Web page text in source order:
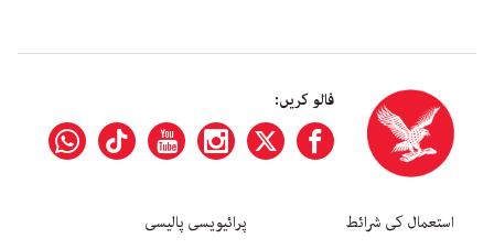
فالو کریں:
استعمال کی شرائط پرائیویسی پالیسی